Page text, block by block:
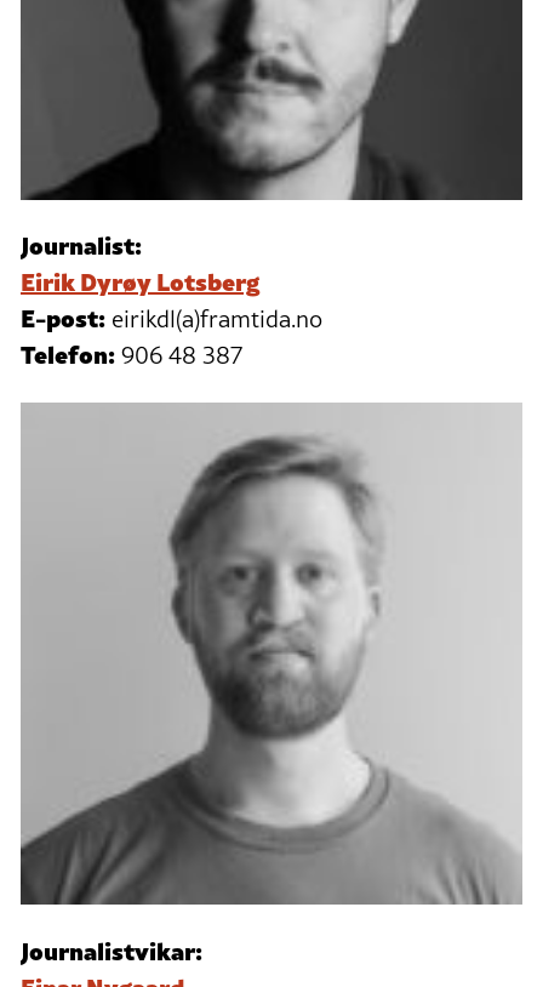
Journalist:
EirikDyrøy Lotsberg
E-post: eirikdl(a)framtida.no
Telefon:906 48 387
Journalistvikar: